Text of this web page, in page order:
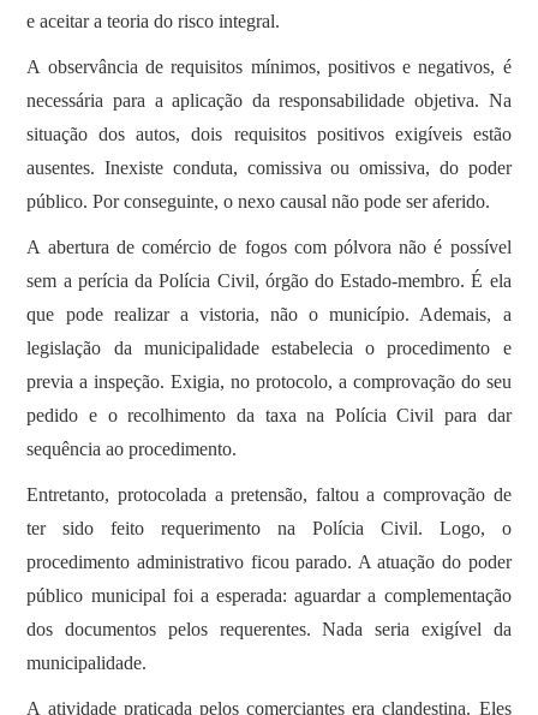
e aceitar a teoria do risco integral.
A observância de requisitos mínimos, positivos e negativos, é
necessária para a aplicação da responsabilidade objetiva. Na
situação dos autos, dois requisitos positivos exigíveis estão
ausentes. Inexiste conduta, comissiva ou omissiva, do poder
público. Por conseguinte, o nexo causal não pode ser aferido.
A abertura de comércio de fogos com pólvora não é possível
sem a perícia da Polícia Civil, órgão do Estado-membro. É ela
que pode realizar a vistoria, não o município. Ademais, a
legislação da municipalidade estabelecia o procedimento e
previa a inspeção. Exigia, no protocolo, a comprovação do seu
pedido e o recolhimento da taxa na Polícia Civil para dar
sequência ao procedimento.
Entretanto, protocolada a pretensão, faltou a comprovação de
ter sido feito requerimento na Polícia Civil. Logo, o
procedimento administrativo ficou parado. A atuação do poder
público municipal foi a esperada: aguardar a complementação
dos documentos pelos requerentes. Nada seria exigível da
municipalidade.
A atividade praticada pelos comerciantes era clandestina. Eles